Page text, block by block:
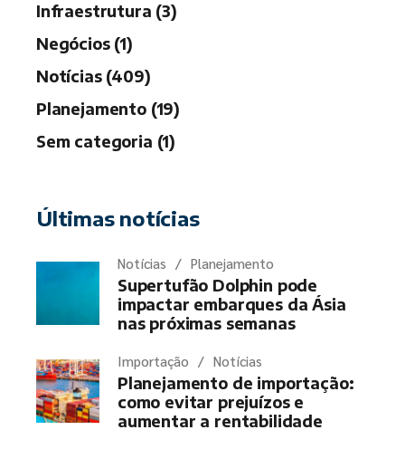
Infraestrutura (3)
Negócios (1)
Notícias (409)
Planejamento (19)
Sem categoria (1)
Últimas notícias
Notícias Planejamento
Supertufão Dolphin pode
impactar embarques da Ásia
nas próximas semanas
Importação Notícias
Planejamento de importação:
como evitar prejuízos e
aumentar a rentabilidade